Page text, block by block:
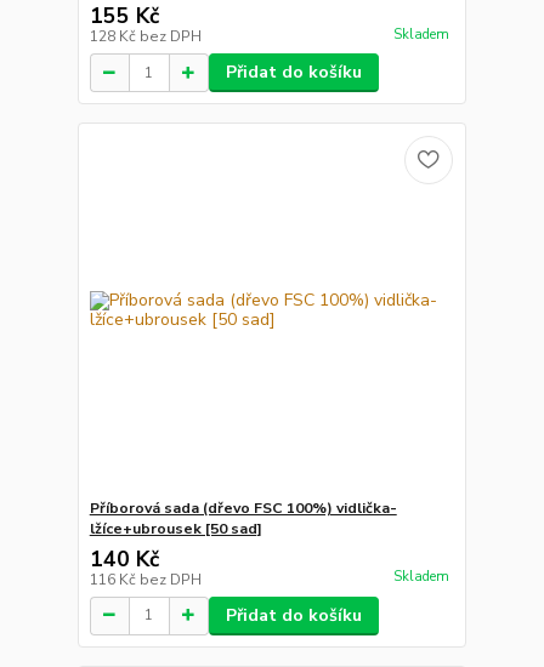
155 Kč
128 Kč bez DPH Skladem
Přidat do košíku
Příborová sada (dřevo FSC 100%) vidlička-
lžíce+ubrousek [50 sad]
140 Kč
116 Kč bez DPH Skladem
Přidat do košíku